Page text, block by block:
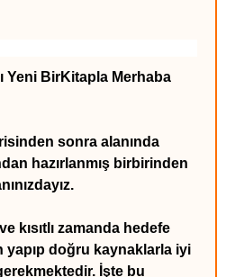
Yeni BirKitapla Merhaba
sonra alanında
hazırlanmış birbirinden
kısıtlı zamanda hedefe
doğru kaynaklarla iyi
İşte bu